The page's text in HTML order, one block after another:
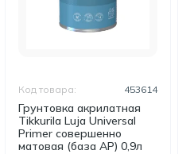
Грунтовка акрилатная
Tikkurila Luja Universal
Primer совершенно
матовая (база AP) 0,9л
Код товара: 453614